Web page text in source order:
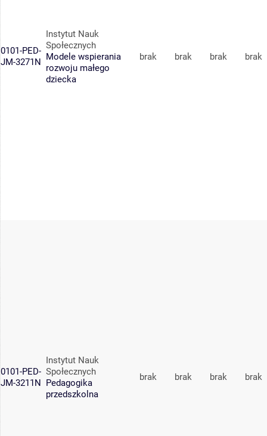
0101-PED-
JM-3271N
Instytut Nauk
Społecznych
Modele wspierania
rozwoju małego
dziecka
brak brak brak brak
0101-PED-
JM-3211N
Instytut Nauk
Społecznych
Pedagogika
przedszkolna
brak brak brak brak